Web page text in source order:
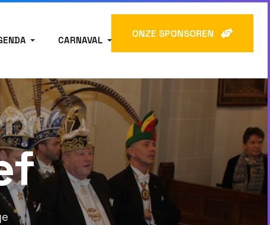
CARNAVAL
ONZE SPONSOREN